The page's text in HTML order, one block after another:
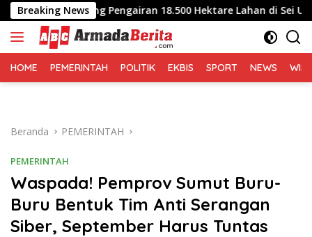
Langsung
ke
konten
Breaking News
Dukung Pengairan 18.500 Hektare Lahan di Sei Ular
HOME PEMERINTAH POLITIK EKBIS SPORT NEWS
Beranda PEMERINTAH
PEMERINTAH
Waspada! Pemprov Sumut Buru-
Buru Bentuk Tim Anti Serangan
Siber, September Harus Tuntas